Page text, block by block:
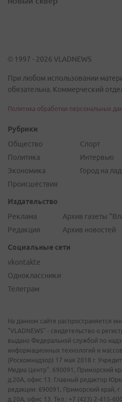
© 1997 - 2026 VLADNEWS
При любом использовании
обязательна. Коммерческий
Политика обработки персональных
Рубрики
Общество
Политика
Экономика
Происшествия
Спорт
Интервью
Город на
Издательство
Реклама
Редакция
Архив газеты
Архив новостей
Социальные сети
vkontakte
Одноклассники
Телеграм
На данном сайте распространяется
"VLADNEWS" - свидетельство о
выдано Федеральной службой по
информационных технологий и
(Роскомнадзор) 17 мая 2018 г.
Медиа Центр". 690091, Приморский
д.20А, офис 13. Главный редактор
редакции: 690091, Приморский край,
д.20А, офис 13. Тел.: +7 (423) 2-415-600.